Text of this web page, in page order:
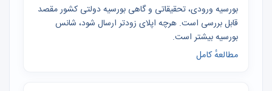
بورسیه ورودی، تحقیقاتی و گاهی بورسیه دولتی کشور مقصد
قابل بررسی است. هرچه اپلای زودتر ارسال شود، شانس
بورسیه بیشتر است.
مطالعهٔ کامل